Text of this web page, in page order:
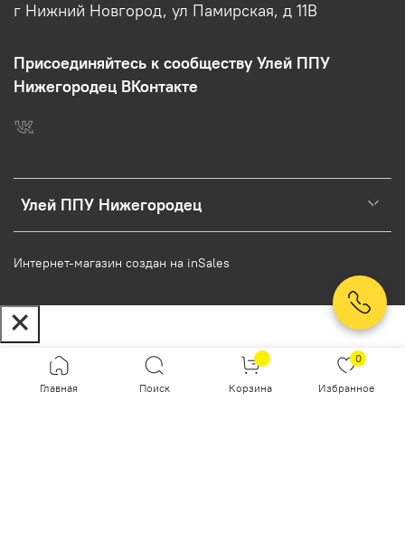
Улей ППУ Нижегородец
г Нижний Новгород, ул Памирская, д 11В
Присоединяйтесь к сообществу Улей ППУ
Нижегородец ВКонтакте
Интернет-магазин создан на inSales
Главная Поиск Корзина
0
Избранное
Заказ в один клик
Согласие на обработку персональных данных
Настоящим подтверждаю, что я ознакомлен и согласен с